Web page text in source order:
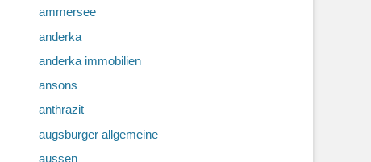
ammersee
anderka
anderka immobilien
ansons
anthrazit
augsburger allgemeine
aussen